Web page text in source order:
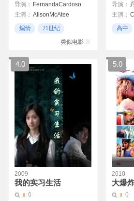
导演：
FernandaCardoso
主演： AlisonMcAtee
SarahStouffer
煽情
21世纪
类似电影
导演：
主演：
娜嘉拉·
高中
4.0
2009
我的实习生活
0
5.0
2010
大爆
0